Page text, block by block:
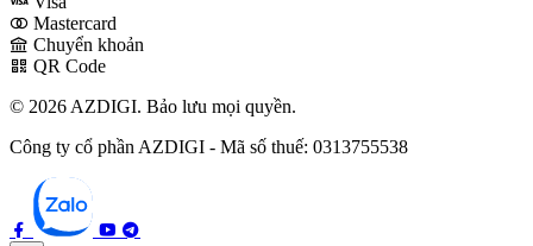
Mastercard
Chuyển khoản
QR Code
© 2026 AZDIGI. Bảo lưu mọi quyền.
Công ty cổ phần AZDIGI - Mã số thuế: 0313755538